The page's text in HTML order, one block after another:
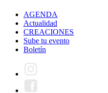
AGENDA
Actualidad
CREACIONES
Sube tu evento
Boletín